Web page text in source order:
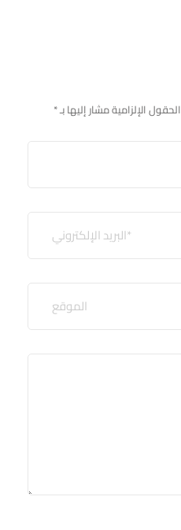
الحقول الإلزامية مشار إليها بـ*